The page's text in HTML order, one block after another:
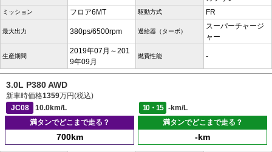
ミッション フロア6MT 駆動方式 FR
最大出力 380ps/6500rpm 過給器（ターボ）
スーパーチャージ
ャー
生産期間
2019年07月～201
9年09月
燃費性能 -
3.0L P380 AWD
新車時価格1359万円(税込)
JC08
10.0km/L 10・15
-km/L
満タンでどこまで走る？
700km
満タンでどこまで走る？
-km